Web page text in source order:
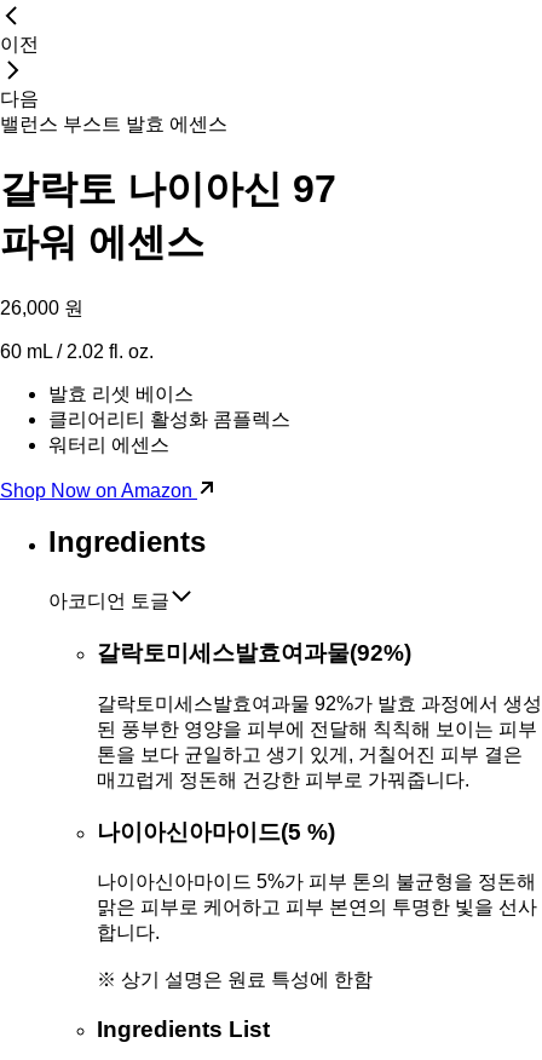
이전
다음
밸런스 부스트 발효 에센스
갈락토 나이아신 97
파워 에센스
26,000 원
60 mL / 2.02 fl. oz.
발효 리셋 베이스
클리어리티 활성화 콤플렉스
워터리 에센스
Shop Now on Amazon
Ingredients
아코디언 토글
갈락토미세스발효여과물(92%)
갈락토미세스발효여과물 92%가 발효 과정에서 생성
된 풍부한 영양을 피부에 전달해 칙칙해 보이는 피부
톤을 보다 균일하고 생기 있게, 거칠어진 피부 결은
매끄럽게 정돈해 건강한 피부로 가꿔줍니다.
나이아신아마이드(5 %)
나이아신아마이드 5%가 피부 톤의 불균형을 정돈해
맑은 피부로 케어하고 피부 본연의 투명한 빛을 선사
합니다.
※ 상기 설명은 원료 특성에 한함
Ingredients List